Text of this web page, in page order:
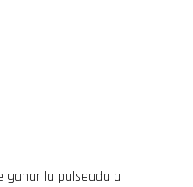
ganar la pulseada a